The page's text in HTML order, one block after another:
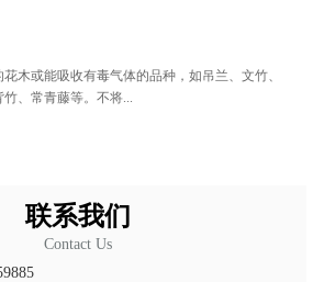
木或能吸收有毒气体的品种，如吊兰、文竹、
、常青藤等。不将...
联系我们
Contact Us